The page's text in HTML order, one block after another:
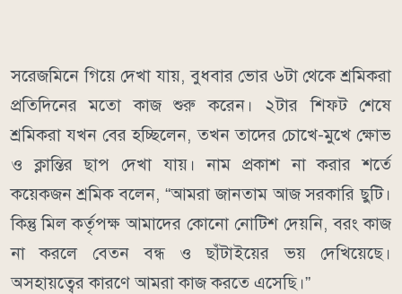
সরেজমিনে গিয়ে দেখা যায়, বুধবার ভোর ৬টা থেকে শ্রমিকরা
প্রতিদিনের মতো কাজ শুরু করেন। ২টার শিফট শেষে
শ্রমিকরা যখন বের হচ্ছিলেন, তখন তাদের চোখে-মুখে ক্ষোভ
ও ক্লান্তির ছাপ দেখা যায়। নাম প্রকাশ না করার শর্তে
কয়েকজন শ্রমিক বলেন, “আমরা জানতাম আজ সরকারি ছুটি।
কিন্তু মিল কর্তৃপক্ষ আমাদের কোনো নোটিশ দেয়নি, বরং কাজ
না করলে বেতন বন্ধ ও ছাঁটাইয়ের ভয় দেখিয়েছে।
অসহায়ত্বের কারণে আমরা কাজ করতে এসেছি।”